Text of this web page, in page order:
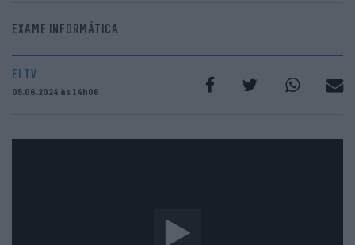
EXAME INFORMÁTICA
EI TV
05.06.2024 às 14h06